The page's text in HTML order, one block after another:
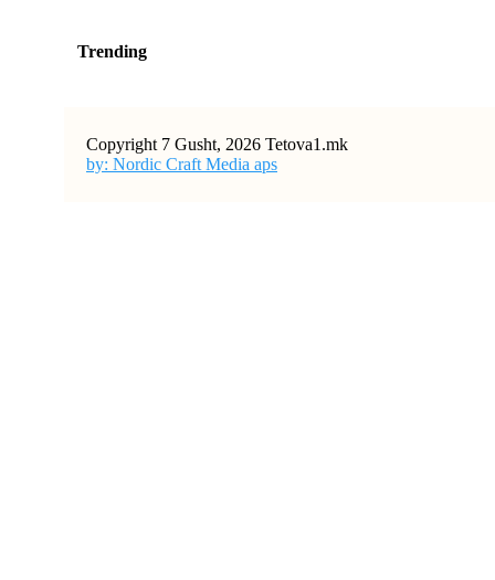
Trending
Copyright 7 Gusht, 2026 Tetova1.mk
by: Nordic Craft Media aps